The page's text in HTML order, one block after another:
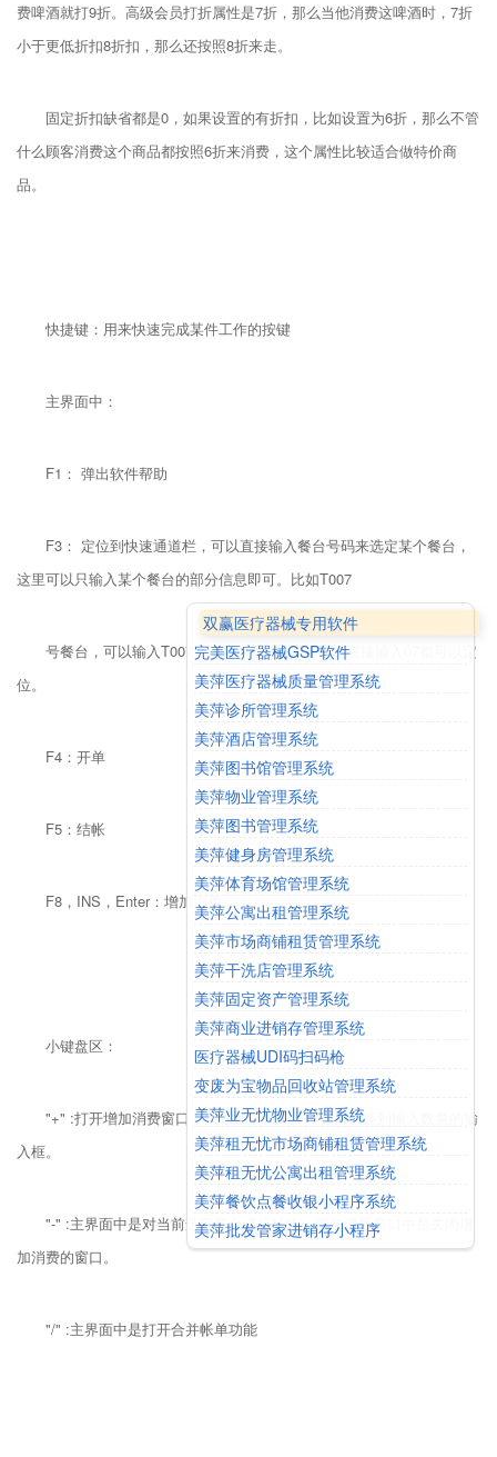
费啤酒就打9折。高级会员打折属性是7折，那么当他消费这啤酒时，7折
小于更低折扣8折扣，那么还按照8折来走。
固定折扣缺省都是0，如果设置的有折扣，比如设置为6折，那么不管
什么顾客消费这个商品都按照6折来消费，这个属性比较适合做特价商
品。
快捷键：用来快速完成某件工作的按键
主界面中：
F1： 弹出软件帮助
F3： 定位到快速通道栏，可以直接输入餐台号码来选定某个餐台，
这里可以只输入某个餐台的部分信息即可。比如T007
号餐台，可以输入T007，也可以输入007，或者直接输入07都可以定
位。
F4：开单
F5：结帐
F8，INS，Enter：增加消费
小键盘区：
"+" :打开增加消费窗口，在增加消费窗口中用来切换到输入数量的输
入框。
"-" :主界面中是对当前选定餐台进行结帐，增加消费窗口中是关闭增
加消费的窗口。
"/" :主界面中是打开合并帐单功能
双赢医疗器械专用软件
完美医疗器械GSP软件
美萍医疗器械质量管理系统
美萍诊所管理系统
美萍酒店管理系统
美萍图书馆管理系统
美萍物业管理系统
美萍图书管理系统
美萍健身房管理系统
美萍体育场馆管理系统
美萍公寓出租管理系统
美萍市场商铺租赁管理系统
美萍干洗店管理系统
美萍固定资产管理系统
美萍商业进销存管理系统
医疗器械UDI码扫码枪
变废为宝物品回收站管理系统
美萍业无忧物业管理系统
美萍租无忧市场商铺租赁管理系统
美萍租无忧公寓出租管理系统
美萍餐饮点餐收银小程序系统
美萍批发管家进销存小程序